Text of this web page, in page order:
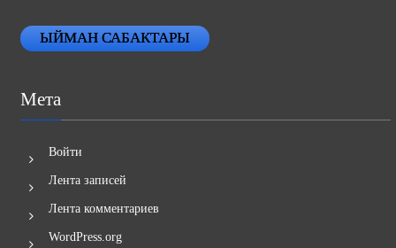
ЫЙМАН САБАКТАРЫ
Мета
Войти
Лента записей
Лента комментариев
WordPress.org